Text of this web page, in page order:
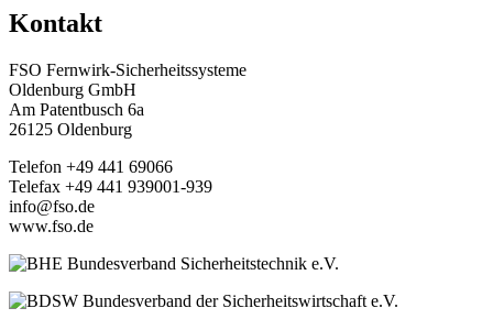
Kontakt
FSO Fernwirk-Sicherheitssysteme
Oldenburg GmbH
Am Patentbusch 6a
26125 Oldenburg
Telefon +49 441 69066
Telefax +49 441 939001-939
info@fso.de
www.fso.de